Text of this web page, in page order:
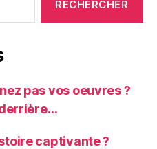
pas vos oeuvres ?
captivante ?